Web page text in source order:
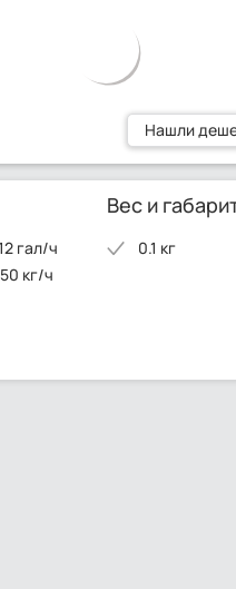
Нашли
гал/ч
кг/ч
Вес и
0.1 кг